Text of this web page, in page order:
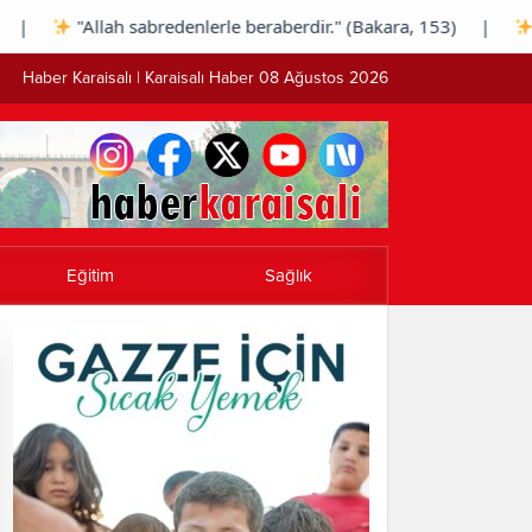
"Allah sabredenlerle beraberdir." (Bakara, 153) |
Haber Karaisalı | Karaisalı Haber 08 Ağustos 2026
Eğitim Sağlık